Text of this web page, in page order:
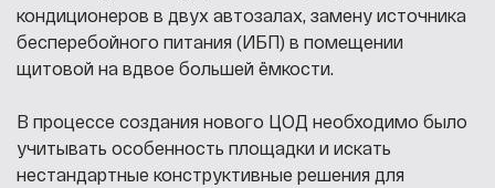
кондиционеров в двух автозалах, замену источника
бесперебойного питания (ИБП) в помещении
щитовой на вдвое большей ёмкости.
В процессе создания нового ЦОД необходимо было
учитывать особенность площадки и искать
нестандартные конструктивные решения для